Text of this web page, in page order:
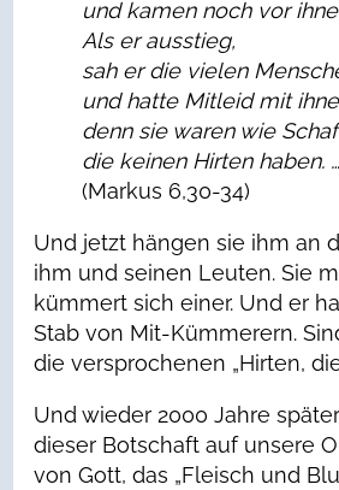
und kamen noch vor
Als er ausstieg,
sah er die vielen
und hatte Mitleid mit
denn sie waren wie
die keinen Hirten haben. …
(Markus 6,30-34)
Und jetzt hängen sie ihm an
ihm und seinen Leuten. Sie
kümmert sich einer. Und er
Stab von Mit-Kümmerern.
die versprochenen „Hirten,
Und wieder 2000 Jahre
dieser Botschaft auf unsere
von Gott, das „Fleisch und